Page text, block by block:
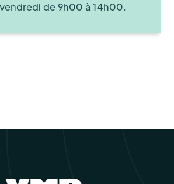
de 9h00 à 14h00.